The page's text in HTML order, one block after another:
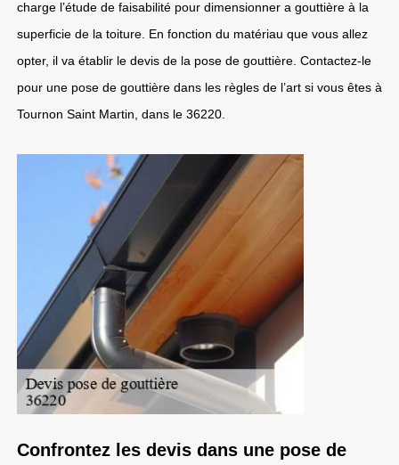
charge l’étude de faisabilité pour dimensionner a gouttière à la
superficie de la toiture. En fonction du matériau que vous allez
opter, il va établir le devis de la pose de gouttière. Contactez-le
pour une pose de gouttière dans les règles de l’art si vous êtes à
Tournon Saint Martin, dans le 36220.
Confrontez les devis dans une pose de